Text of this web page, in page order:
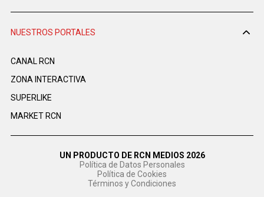
NUESTROS PORTALES
CANAL RCN
ZONA INTERACTIVA
SUPERLIKE
MARKET RCN
UN PRODUCTO DE RCN MEDIOS 2026
Política de Datos Personales
Política de Cookies
Términos y Condiciones